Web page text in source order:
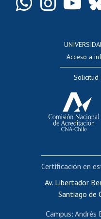
Cursos
Portal de
Certificado
Acceso a
Solicitud
Av. Libertador
Santiago de
Campus: Andrés
Certificación en